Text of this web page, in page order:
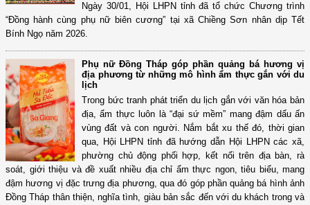
Ngày 30/01, Hội LHPN tỉnh đã tổ chức Chương trình
“Đồng hành cùng phụ nữ biên cương” tại xã Chiềng Sơn nhân dịp Tết
Bính Ngọ năm 2026.
Phụ nữ Đồng Tháp góp phần quảng bá hương vị
địa phương từ những mô hình ẩm thực gắn với du
lịch
Trong bức tranh phát triển du lịch gắn với văn hóa bản
địa, ẩm thực luôn là “đại sứ mềm” mang đậm dấu ấn
vùng đất và con người. Nắm bắt xu thế đó, thời gian
qua, Hội LHPN tỉnh đã hướng dẫn Hội LHPN các xã,
phường chủ động phối hợp, kết nối trên địa bàn, rà
soát, giới thiệu và đề xuất nhiều địa chỉ ẩm thực ngon, tiêu biểu, mang
đậm hương vị đặc trưng địa phương, qua đó góp phần quảng bá hình ảnh
Đồng Tháp thân thiện, nghĩa tình, giàu bản sắc đến với du khách trong và